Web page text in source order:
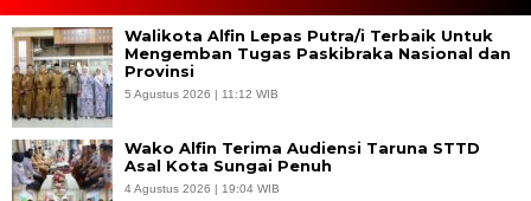
Walikota Alfin Lepas Putra/i Terbaik Untuk
Mengemban Tugas Paskibraka Nasional dan
Provinsi
5 Agustus 2026 | 11:12 WIB
Wako Alfin Terima Audiensi Taruna STTD
Asal Kota Sungai Penuh
4 Agustus 2026 | 19:04 WIB